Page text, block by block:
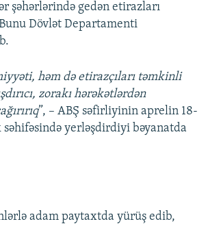
şəhərlərində gedən etirazları
Dövlət Departamenti
həm də etirazçıları təmkinli
zorakı hərəkətlərdən
”, – ABŞ səfirliyinin aprelin 18-
səhifəsində yerləşdirdiyi bəyanatda
adam paytaxtda yürüş edib,